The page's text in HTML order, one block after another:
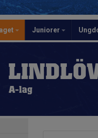
Juniorer
A-lag